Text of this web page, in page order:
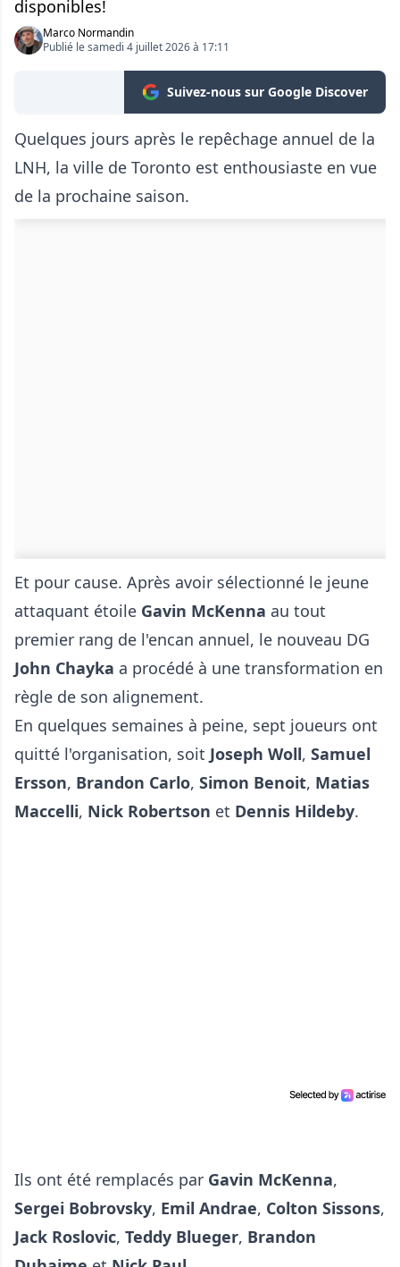
disponibles!
Marco Normandin
Publié le samedi 4 juillet 2026 à 17:11
Suivez-nous sur Google Discover
Quelques jours après le repêchage annuel de la
LNH, la ville de Toronto est enthousiaste en vue
de la prochaine saison.
Et pour cause. Après avoir sélectionné le jeune
attaquant étoile Gavin McKenna au tout
premier rang de l'encan annuel, le nouveau DG
John Chayka a procédé à une transformation en
règle de son alignement.
En quelques semaines à peine, sept joueurs ont
quitté l'organisation, soit Joseph Woll, Samuel
Ersson, Brandon Carlo, Simon Benoit, Matias
Maccelli, Nick Robertson et Dennis Hildeby.
Ils ont été remplacés par Gavin McKenna,
Sergei Bobrovsky, Emil Andrae, Colton Sissons,
Jack Roslovic, Teddy Blueger, Brandon